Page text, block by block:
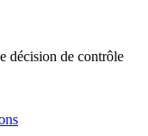
décision de contrôle